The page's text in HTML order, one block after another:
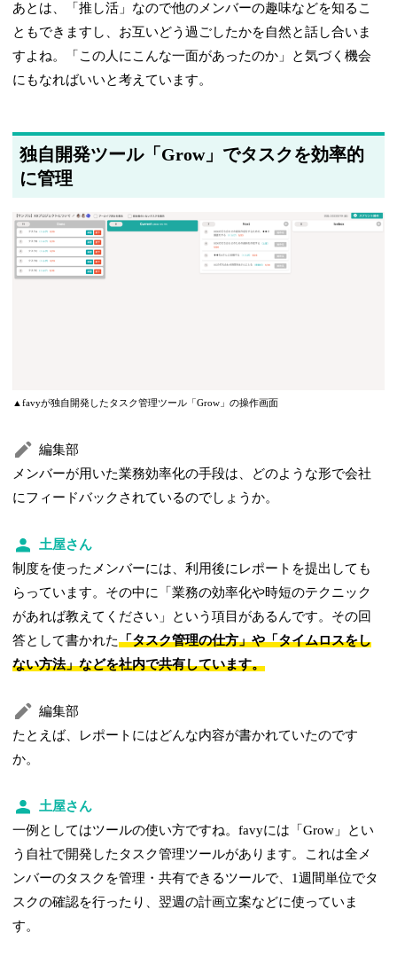
あとは、「推し活」なので他のメンバーの趣味などを知るこ
ともできますし、お互いどう過ごしたかを自然と話し合いま
すよね。「この人にこんな一面があったのか」と気づく機会
にもなればいいと考えています。
独自開発ツール「Grow」でタスクを効率的
に管理
▲favyが独自開発したタスク管理ツール「Grow」の操作画面
編集部
メンバーが用いた業務効率化の手段は、どのような形で会社
にフィードバックされているのでしょうか。
土屋さん
制度を使ったメンバーには、利用後にレポートを提出しても
らっています。その中に「業務の効率化や時短のテクニック
があれば教えてください」という項目があるんです。その回
答として書かれた「タスク管理の仕方」や「タイムロスをし
ない方法」などを社内で共有しています。
編集部
たとえば、レポートにはどんな内容が書かれていたのです
か。
土屋さん
一例としてはツールの使い方ですね。favyには「Grow」とい
う自社で開発したタスク管理ツールがあります。これは全メ
ンバーのタスクを管理・共有できるツールで、1週間単位でタ
スクの確認を行ったり、翌週の計画立案などに使っていま
す。